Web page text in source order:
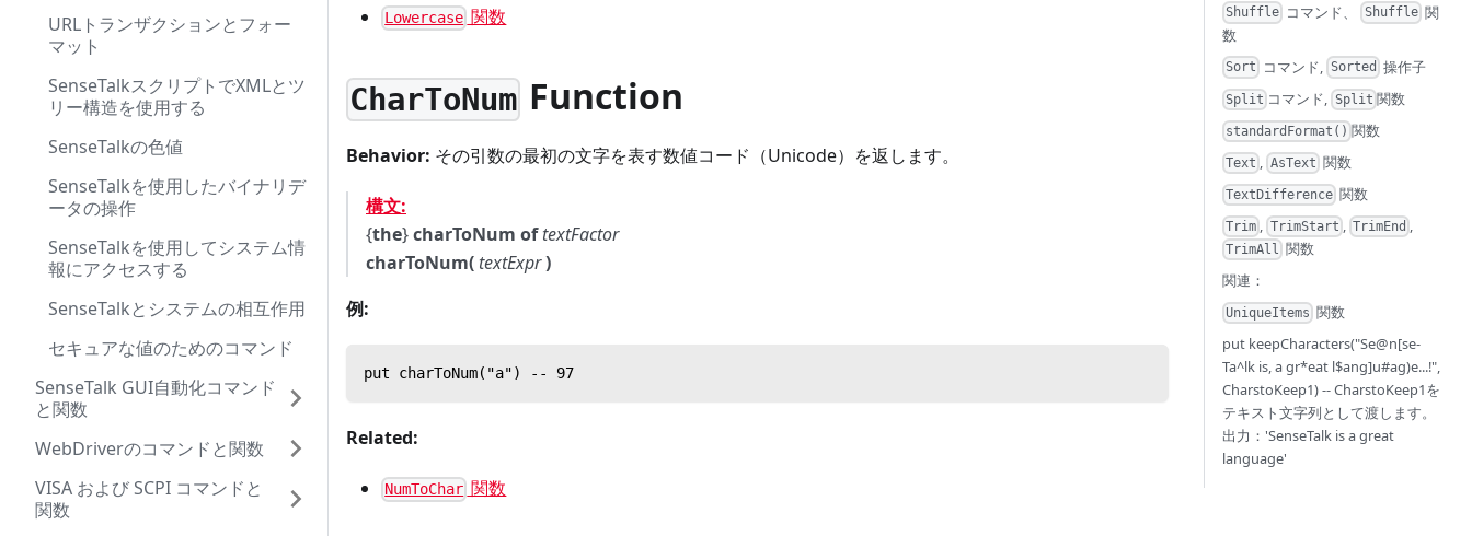
URLトランザクションとフォー
マット
SenseTalkスクリプトでXMLとツ
リー構造を使用する
SenseTalkの色値
SenseTalkを使用したバイナリデ
ータの操作
SenseTalkを使用してシステム情
報にアクセスする
SenseTalkとシステムの相互作用
セキュアな値のためのコマンド
SenseTalk GUI自動化コマンド
と関数
WebDriverのコマンドと関数
VISA および SCPI コマンドと
関数
Lowercase 関数
CharToNum Function
Behavior: その引数の最初の文字を表す数値コード（Unicode）を返します。
構文:
{the}charToNum of textFactor
charToNum( textExpr)
例:
put charToNum("a") -- 97
Related:
NumToChar 関数
Shuffle コマンド、 Shuffle 関
数
Sort コマンド, Sorted 操作子
Split コマンド, Split 関数
standardFormat() 関数
Text , AsText 関数
TextDifference 関数
Trim , TrimStart , TrimEnd ,
TrimAll 関数
関連：
UniqueItems 関数
put keepCharacters("Se@n[se-
Ta^lk is, a gr*eat l$ang]u#ag)e...!",
CharstoKeep1) -- CharstoKeep1を
テキスト文字列として渡します。
出力：'SenseTalk is a great
language'